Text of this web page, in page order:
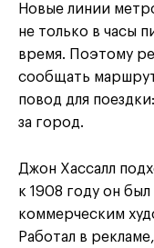
Новые линии
не только в часы
время. Поэтому
сообщать
повод для
за город.
Джон Хассалл
к 1908 году он
коммерческим
Работал в